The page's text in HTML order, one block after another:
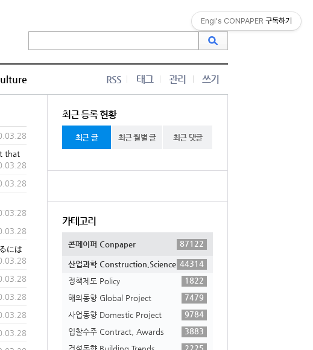
RSS 태그 관리 쓰기
that
には
최근 등록 현황
최근 글 최근 월별 글 최근 댓글
카테고리
콘페이퍼 Conpaper 87122
산업과학 Construction,Science 44314
정책제도 Policy
1822
해외동향 Global Project
7479
사업동향 Domestic Project
9784
입찰수주 Contract, Awards
3883
2225
Engi's CONPAPER 구독하기